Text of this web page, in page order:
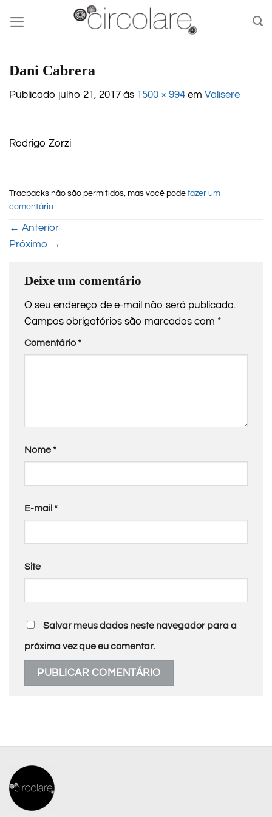
content
Dani Cabrera
Publicado julho 21, 2017 às 1500 × 994 em Valisere
Rodrigo Zorzi
Tracbacks não são permitidos, mas você pode fazer um
comentário.
← Anterior
Próximo →
Deixe um comentário
O seu endereço de e-mail não será publicado.
Campos obrigatórios são marcados com *
Comentário*
Nome*
E-mail *
Site
Salvar meus dados neste navegador para a
próxima vez que eu comentar.